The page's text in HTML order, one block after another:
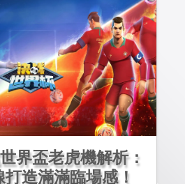
界盃老虎機解析：
造滿滿臨場感！